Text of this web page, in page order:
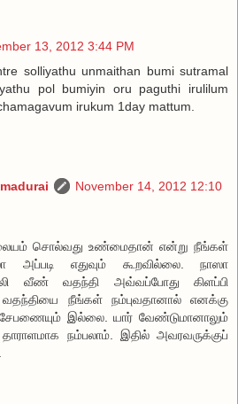
13, 2012 3:44 PM
solliyathu unmaithan bumi sutramal
pol bumiyin oru paguthi irulilum
irukum 1day mattum.
November 14, 2012 12:10
சொல்வது உண்மைதான் என்று நீங்கள்
அப்படி எதுவும் கூறவில்லை. நாஸா
வீண் வதந்தி அவ்வப்போது கிளப்பி
வதந்தியை நீங்கள் நம்புவதானால் எனக்கு
இல்லை. யார் வேண்டுமானாலும்
நம்பலாம். இதில் அவரவருக்குப்